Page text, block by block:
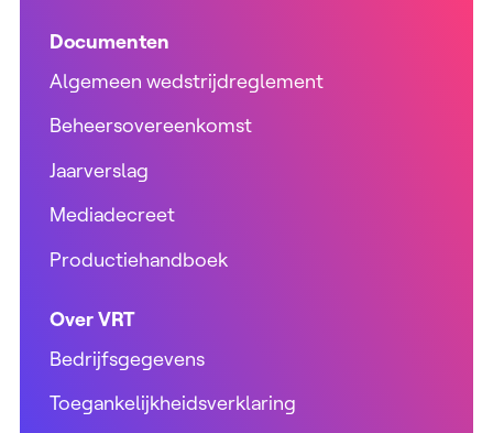
Documenten
Algemeen wedstrijdreglement
Beheersovereenkomst
Jaarverslag
Mediadecreet
Productiehandboek
Over VRT
Bedrijfsgegevens
Toegankelijkheidsverklaring